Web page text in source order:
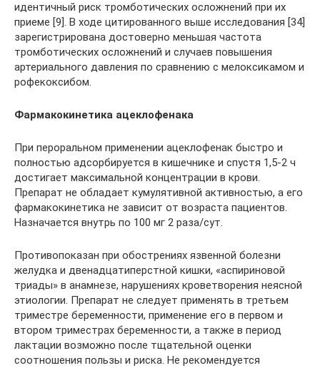
идентичный риск тромботических осложнений при их
приеме [9]. В ходе цитированного выше исследования [34]
зарегистрирована достоверно меньшая частота
тромботических осложнений и случаев повышения
артериального давления по сравнению с мелоксикамом и
рофекоксибом.
Фармакокинетика ацеклофенака
При пероральном применении ацеклофенак быстро и
полностью адсорбируется в кишечнике и спустя 1,5-2 ч
достигает максимальной концентрации в крови.
Препарат не обладает кумулятивной активностью, а его
фармакокинетика не зависит от возраста пациентов.
Назначается внутрь по 100 мг 2 раза/сут.
Противопоказан при обострениях язвенной болезни
желудка и двенадцатиперстной кишки, «аспириновой
триады» в анамнезе, нарушениях кроветворения неясной
этиологии. Препарат не следует применять в третьем
триместре беременности, применение его в первом и
втором триместрах беременности, а также в период
лактации возможно после тщательной оценки
соотношения пользы и риска. Не рекомендуется